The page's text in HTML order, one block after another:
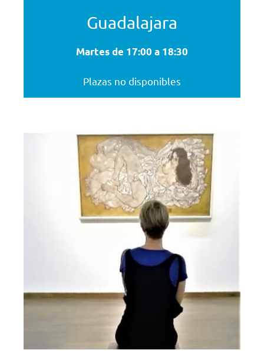
Guadalajara
Martes de 17:00 a 18:30
Plazas no disponibles